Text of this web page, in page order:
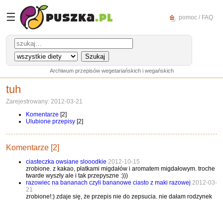
☰ pomoc / FAQ
Archiwum przepisów wegetariańskich i wegańskich
tuh
Zarejestrowany: 2012-03-21
Komentarze [2]
Ulubione przepisy [2]
Komentarze [2]
ciasteczka owsiane slooodkie 2012-10-15
zrobione. z kakao, płatkami migdałów i aromatem migdałowym. troche
twarde wyszły ale i tak przepyszne :)))
razowiec na bananach czyli bananowe ciasto z maki razowej 2012-03-
21
zrobione!:) zdaje się, że przepis nie do zepsucia. nie dałam rodzynek